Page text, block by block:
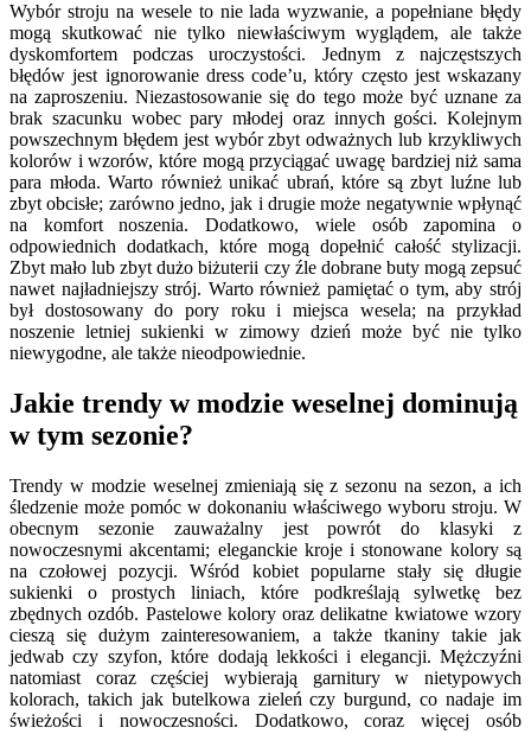
Wybór stroju na wesele to nie lada wyzwanie, a popełniane błędy
mogą skutkować nie tylko niewłaściwym wyglądem, ale także
dyskomfortem podczas uroczystości. Jednym z najczęstszych
błędów jest ignorowanie dress code’u, który często jest wskazany
na zaproszeniu. Niezastosowanie się do tego może być uznane za
brak szacunku wobec pary młodej oraz innych gości. Kolejnym
powszechnym błędem jest wybór zbyt odważnych lub krzykliwych
kolorów i wzorów, które mogą przyciągać uwagę bardziej niż sama
para młoda. Warto również unikać ubrań, które są zbyt luźne lub
zbyt obcisłe; zarówno jedno, jak i drugie może negatywnie wpłynąć
na komfort noszenia. Dodatkowo, wiele osób zapomina o
odpowiednich dodatkach, które mogą dopełnić całość stylizacji.
Zbyt mało lub zbyt dużo biżuterii czy źle dobrane buty mogą zepsuć
nawet najładniejszy strój. Warto również pamiętać o tym, aby strój
był dostosowany do pory roku i miejsca wesela; na przykład
noszenie letniej sukienki w zimowy dzień może być nie tylko
niewygodne, ale także nieodpowiednie.
Jakie trendy w modzie weselnej dominują
w tym sezonie?
Trendy w modzie weselnej zmieniają się z sezonu na sezon, a ich
śledzenie może pomóc w dokonaniu właściwego wyboru stroju. W
obecnym sezonie zauważalny jest powrót do klasyki z
nowoczesnymi akcentami; eleganckie kroje i stonowane kolory są
na czołowej pozycji. Wśród kobiet popularne stały się długie
sukienki o prostych liniach, które podkreślają sylwetkę bez
zbędnych ozdób. Pastelowe kolory oraz delikatne kwiatowe wzory
cieszą się dużym zainteresowaniem, a także tkaniny takie jak
jedwab czy szyfon, które dodają lekkości i elegancji. Mężczyźni
natomiast coraz częściej wybierają garnitury w nietypowych
kolorach, takich jak butelkowa zieleń czy burgund, co nadaje im
świeżości i nowoczesności. Dodatkowo, coraz więcej osób